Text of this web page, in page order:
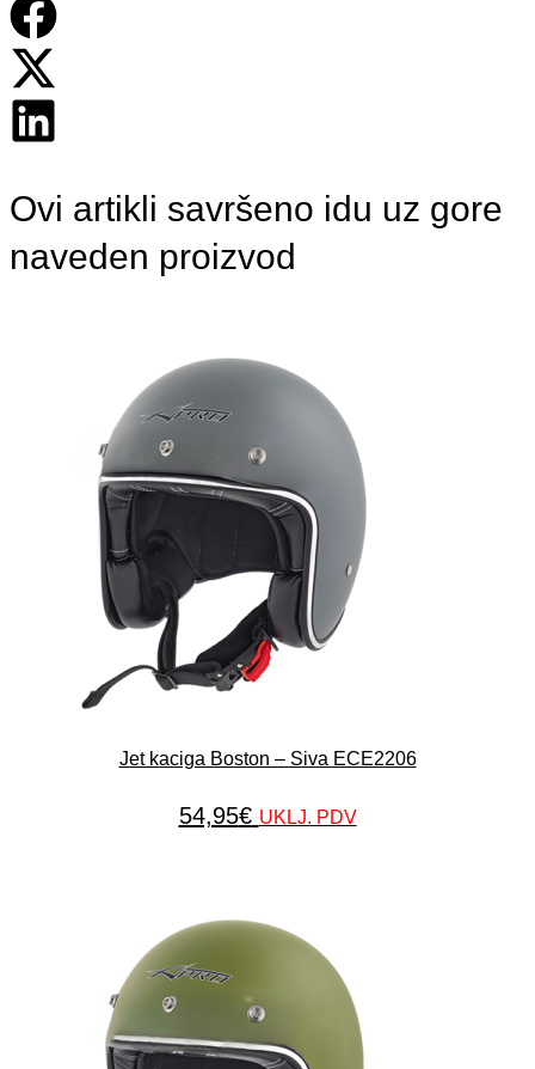
Ovi artikli savršeno idu uz gore
naveden proizvod
Jet kaciga Boston – Siva ECE2206
54,95€ UKLJ. PDV